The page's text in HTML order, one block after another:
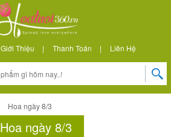
Giới Thiệu | Thanh Toán | Liên Hệ
Hoa ngày 8/3
Hoa ngày 8/3